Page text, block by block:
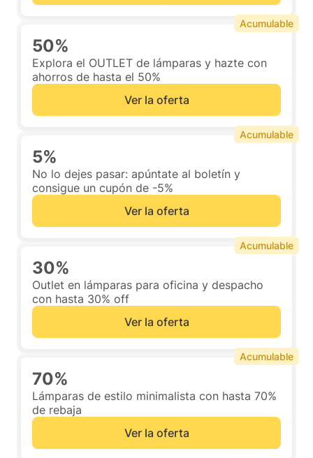
50%
Explora el OUTLET de lámparas y hazte con
ahorros de hasta el 50%
Ver la oferta
Acumulable
5%
No lo dejes pasar: apúntate al boletín y
consigue un cupón de -5%
Ver la oferta
Acumulable
30%
Outlet en lámparas para oficina y despacho
con hasta 30% off
Ver la oferta
Acumulable
70%
Lámparas de estilo minimalista con hasta 70%
de rebaja
Ver la oferta
Acumulable